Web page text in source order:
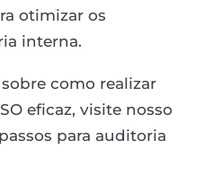
otimizar os
interna.
como realizar
eficaz, visite nosso
para auditoria